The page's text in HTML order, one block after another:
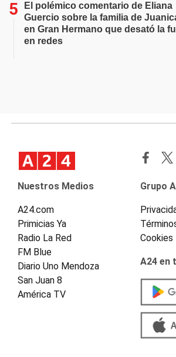
El polémico comentario de Eliana
Guercio sobre la familia de
en Gran Hermano que desató la
en redes
Nuestros Medios
A24.com
Primicias Ya
Radio La Red
FM Blue
Diario Uno Mendoza
San Juan 8
América TV
Grupo
Cookies
A24 en